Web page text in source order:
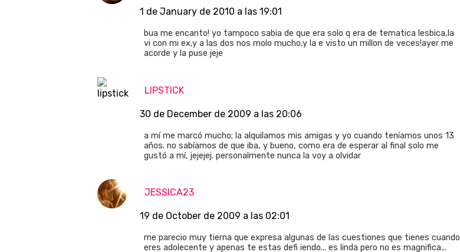
1 de January de 2010 a las 19:01
bua me encanto! yo tampoco sabia de que era solo q era de tematica lesbica,la
vi con mi ex,y a las dos nos molo mucho,y la e visto un millon de veces!ayer me
acorde y la puse jeje
LIPSTICK
30 de December de 2009 a las 20:06
a mí me marcó mucho; la alquilamos mis amigas y yo cuando teníamos unos 13
años. no sabíamos de que iba, y bueno, como era de esperar al final solo me
gustó a mí, jejejej. personalmente nunca la voy a olvidar
JESSICA23
19 de October de 2009 a las 02:01
me parecio muy tierna que expresa algunas de las cuestiones que tienes cuando
eres adolecente y apenas te estas defi iendo... es linda pero no es magnifica...